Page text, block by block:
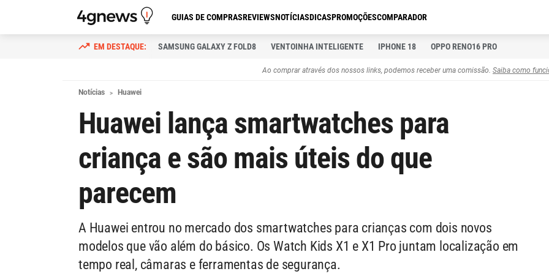
GUIAS DE COMPRASREVIEWSNOTÍCIASDICASPROMOÇÕESCOMPARADOR
SAMSUNG GALAXY Z FOLD8 VENTOINHA INTELIGENTE IPHONE 18 OPPO RENO16 PRO
Ao comprar através dos nossos links, podemos receber uma comissão. Saiba como
Notícias Huawei
Huawei lança smartwatches para
criança e são mais úteis do que
parecem
A Huawei entrou no mercado dos smartwatches para crianças com dois novos
modelos que vão além do básico. Os Watch Kids X1 e X1 Pro juntam localização em
tempo real, câmaras e ferramentas de segurança.